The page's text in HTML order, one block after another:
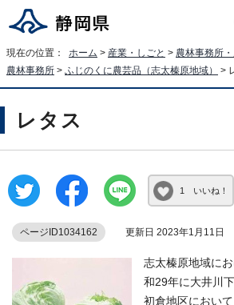
現在の位置： ホーム > 産業・しごと > 農林事務所
農林事務所 > ふじのくに農芸品（志太榛原地域） >
レタス
1 いいね！
ページID1034162 更新日 2023年1月11日
志太榛原地域に
和29年に大井川
初倉地区におい